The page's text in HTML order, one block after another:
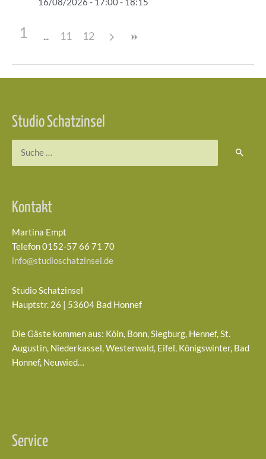
16/08/2026 - 17:00 - 18:15
1 11 12
Studio Schatzinsel
Kontakt
Martina Empt
Telefon 0152-57 66 71 70
info@studioschatzinsel.de
Studio Schatzinsel
Hauptstr. 26 | 53604 Bad Honnef
Die Gäste kommen aus: Köln, Bonn, Siegburg, Hennef, St.
Augustin, Niederkassel, Westerwald, Eifel, Königswinter, Bad
Honnef, Neuwied…
Service